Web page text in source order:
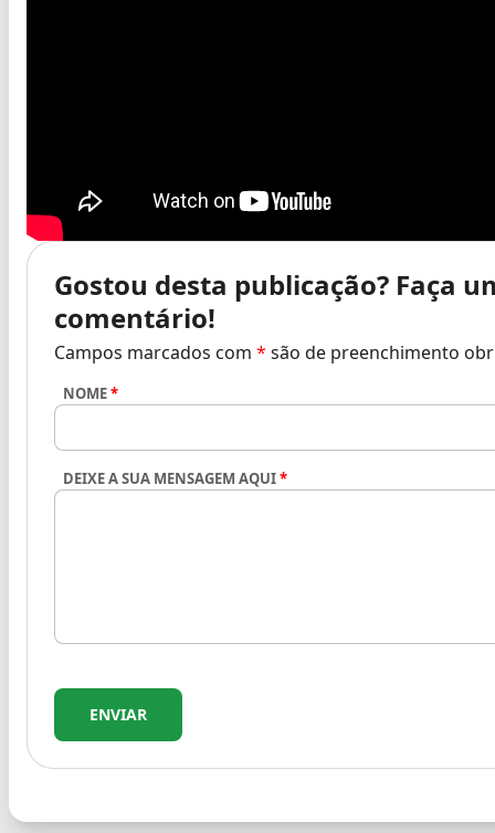
Gostou desta publicação? Faça
comentário!
Campos marcados com * são de preenchimento
NOME*
DEIXE A SUA MENSAGEM AQUI*
ENVIAR